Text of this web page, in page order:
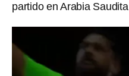
partido en Arabia Saudita